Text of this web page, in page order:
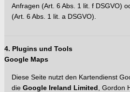
Anfragen (Art. 6 Abs. 1 lit. f DSGVO)
(Art. 6 Abs. 1 lit. a DSGVO).
4. Plugins und Tools
Google Maps
Diese Seitenutzt den Kartendienst
die Google Ireland Limited , Gordon